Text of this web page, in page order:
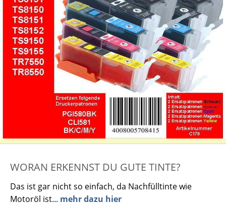
WORAN ERKENNST DU GUTE TINTE?
Das ist gar nicht so einfach, da Nachfülltinte wie
Motoröl ist... mehr dazu hier